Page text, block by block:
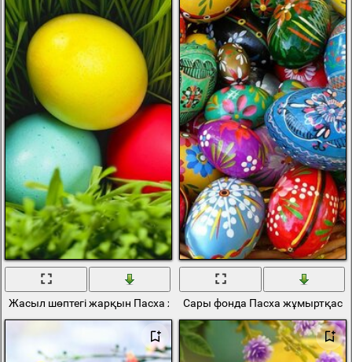
Жасыл шөптегі жарқын Пасха жұмыртқаларыСары фонда Пасха жұмыртқасы